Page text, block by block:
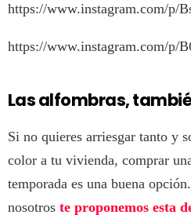
https://www.instagram.com/p/
https://www.instagram.com/p/
Las alfombras,
Si no quieres arriesgar tanto y
color a tu vivienda, comprar
temporada es una buena
nosotros te proponemos esta